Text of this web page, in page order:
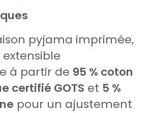
pyjama imprimée,
à partir de 95 % coton
certifié GOTS et 5 %
pour un ajustement